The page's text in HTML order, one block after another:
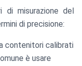
di misurazione del
di precisione:
contenitori calibrati
è usare